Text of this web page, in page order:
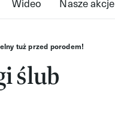
tuż przed porodem!
ślub